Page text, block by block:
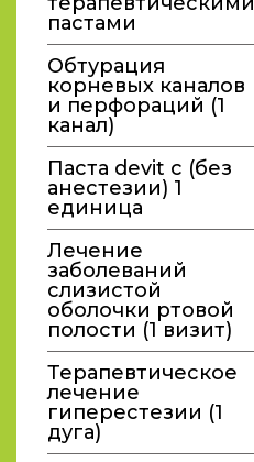
пастами
Обтурация
корневых каналов
и перфораций (1
канал)
Паста devit c (без
анестезии) 1
единица
Лечение
заболеваний
слизистой
оболочки ртовой
полости (1 визит)
Терапевтическое
лечение
гиперестезии (1
дуга)